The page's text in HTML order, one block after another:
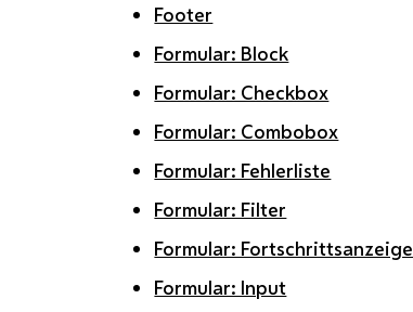
Footer
Formular: Block
Formular: Checkbox
Formular: Combobox
Formular: Fehlerliste
Formular: Filter
Formular: Fortschrittsanzeige
Formular: Input